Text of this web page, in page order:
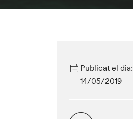
Publicat el dia:
14/05/2019